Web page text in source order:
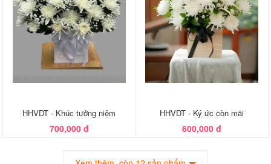
HHVDT - Khúc tưởng niệm
700,000 đ
HHVDT - Ký ức còn mãi
600,000 đ